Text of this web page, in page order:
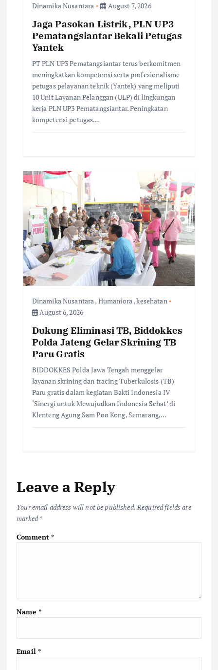
Dinamika Nusantara August 7, 2026
Jaga Pasokan Listrik, PLN UP3
Pematangsiantar Bekali Petugas
Yantek
PT PLN UP3 Pematangsiantar terus berkomitmen
meningkatkan kompetensi serta profesionalisme
petugas pelayanan teknik (Yantek) yang meliputi
10 Unit Layanan Pelanggan (ULP) di lingkungan
kerja PLN UP3 Pematangsiantar. Peningkatan
kompetensi petugas…
Dinamika Nusantara, Humaniora,kesehatan
August 6, 2026
Dukung Eliminasi TB, Biddokkes
Polda Jateng Gelar Skrining TB
Paru Gratis
BIDDOKKES Polda Jawa Tengah menggelar
layanan skrining dan tracing Tuberkulosis (TB)
Paru gratis dalam kegiatan Bakti Indonesia IV
‘Sinergi untuk Mewujudkan Indonesia Sehat’ di
Klenteng Agung Sam Poo Kong, Semarang,…
Leave a Reply
Your email address will not be published. Required fields are
marked*
Comment*
Name *
Email *